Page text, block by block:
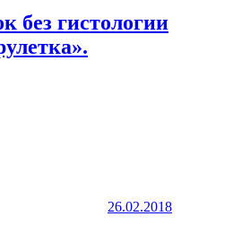
без гистологии
26.02.2018